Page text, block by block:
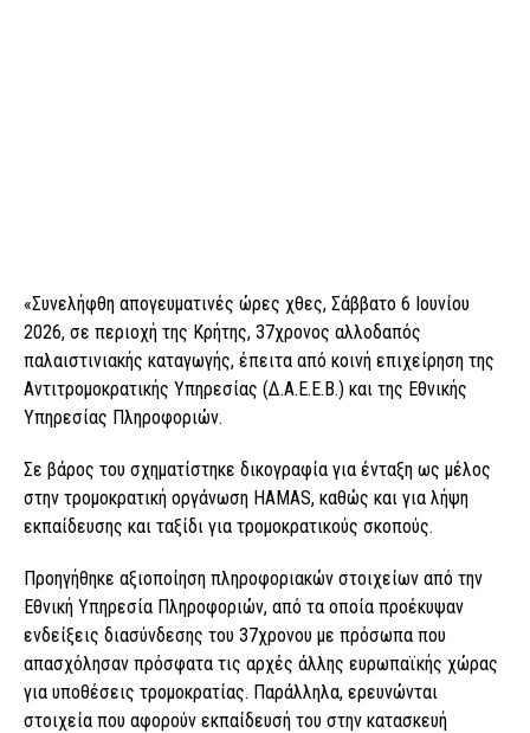
«Συνελήφθη απογευματινές ώρες χθες, Σάββατο 6 Ιουνίου
2026, σε περιοχή της Κρήτης, 37χρονος αλλοδαπός
παλαιστινιακής καταγωγής, έπειτα από κοινή επιχείρηση της
Αντιτρομοκρατικής Υπηρεσίας (Δ.Α.Ε.Ε.Β.) και της Εθνικής
Υπηρεσίας Πληροφοριών.
Σε βάρος του σχηματίστηκε δικογραφία για ένταξη ως μέλος
στην τρομοκρατική οργάνωση HAMAS, καθώς και για λήψη
εκπαίδευσης και ταξίδι για τρομοκρατικούς σκοπούς.
Προηγήθηκε αξιοποίηση πληροφοριακών στοιχείων από την
Εθνική Υπηρεσία Πληροφοριών, από τα οποία προέκυψαν
ενδείξεις διασύνδεσης του 37χρονου με πρόσωπα που
απασχόλησαν πρόσφατα τις αρχές άλλης ευρωπαϊκής χώρας
για υποθέσεις τρομοκρατίας. Παράλληλα, ερευνώνται
στοιχεία που αφορούν εκπαίδευσή του στην κατασκευή